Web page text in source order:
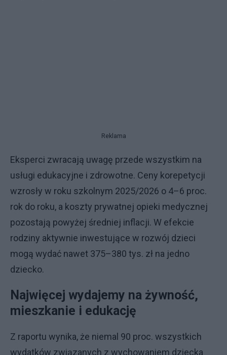
Reklama
Eksperci zwracają uwagę przede wszystkim na
usługi edukacyjne i zdrowotne. Ceny korepetycji
wzrosły w roku szkolnym 2025/2026 o 4–6 proc.
rok do roku, a koszty prywatnej opieki medycznej
pozostają powyżej średniej inflacji. W efekcie
rodziny aktywnie inwestujące w rozwój dzieci
mogą wydać nawet 375–380 tys. zł na jedno
dziecko.
Najwięcej wydajemy na żywność,
mieszkanie i edukację
Z raportu wynika, że niemal 90 proc. wszystkich
wydatków związanych z wychowaniem dziecka